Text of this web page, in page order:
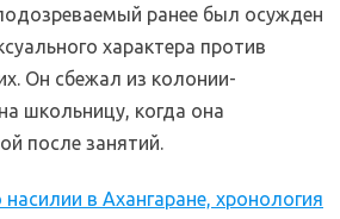
ранее был осужден
характера против
Он сбежал из колонии-
школьницу, когда она
после занятий.
в Ахангаране, хронология